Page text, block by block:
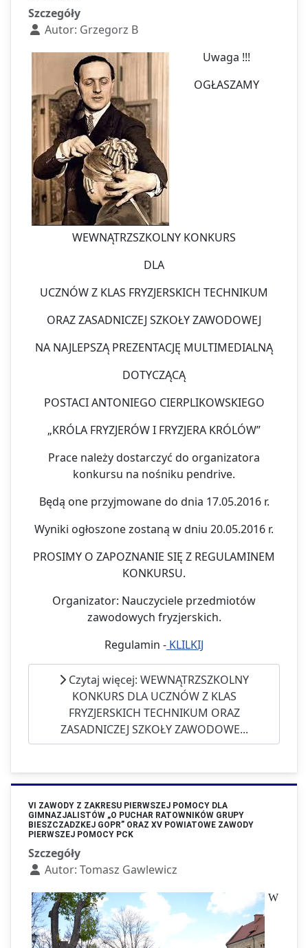
Szczegóły
Autor: Grzegorz B
Uwaga !!!
OGŁASZAMY
WEWNĄTRZSZKOLNY KONKURS
DLA
UCZNÓW Z KLAS FRYZJERSKICH TECHNIKUM
ORAZ ZASADNICZEJ SZKOŁY ZAWODOWEJ
NA NAJLEPSZĄ PREZENTACJĘ MULTIMEDIALNĄ
DOTYCZĄCĄ
POSTACI ANTONIEGO CIERPLIKOWSKIEGO
„KRÓLA FRYZJERÓW I FRYZJERA KRÓLÓW”
Prace należy dostarczyć do organizatora
konkursu na nośniku pendrive.
Będą one przyjmowane do dnia 17.05.2016 r.
Wyniki ogłoszone zostaną w dniu 20.05.2016 r.
PROSIMY O ZAPOZNANIE SIĘ Z REGULAMINEM
KONKURSU.
Organizator: Nauczyciele przedmiotów
zawodowych fryzjerskich.
Regulamin - KLILKIJ
Czytaj więcej: WEWNĄTRZSZKOLNY
KONKURS DLA UCZNÓW Z KLAS
FRYZJERSKICH TECHNIKUM ORAZ
ZASADNICZEJ SZKOŁY ZAWODOWE...
VI ZAWODY Z ZAKRESU PIERWSZEJ POMOCY DLA
GIMNAZJALISTÓW „O PUCHAR RATOWNIKÓW GRUPY
BIESZCZADZKEJ GOPR” ORAZ XV POWIATOWE ZAWODY
PIERWSZEJ POMOCY PCK
Szczegóły
Autor: Tomasz Gawlewicz
W